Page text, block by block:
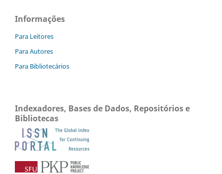
Informações
Para Leitores
Para Autores
Para Bibliotecários
Indexadores, Bases de Dados, Repositórios e
Bibliotecas